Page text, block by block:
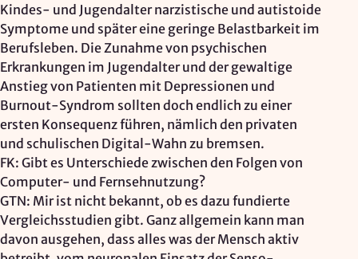
Kindes- und Jugendalter narzistische und autistoide
Symptome und später eine geringe Belastbarkeit im
Berufsleben. Die Zunahme von psychischen
Erkrankungen im Jugendalter und der gewaltige
Anstieg von Patienten mit Depressionen und
Burnout-Syndrom sollten doch endlich zu einer
ersten Konsequenz führen, nämlich den privaten
und schulischen Digital-Wahn zu bremsen.
FK: Gibt es Unterschiede zwischen den Folgen von
Computer- und Fernsehnutzung?
GTN: Mir ist nicht bekannt, ob es dazu fundierte
Vergleichsstudien gibt. Ganz allgemein kann man
davon ausgehen, dass alles was der Mensch aktiv